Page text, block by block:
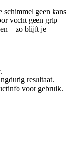
schimmel geen kans
vocht geen grip
– zo blijft je
resultaat.
voor gebruik.